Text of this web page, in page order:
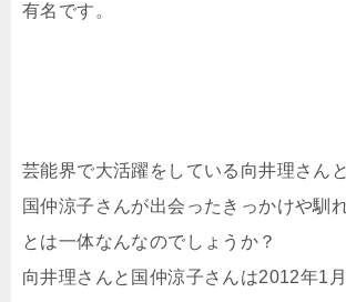
有名です。
芸能界で大活躍をしている向井理さんと
国仲涼子さんが出会ったきっかけや馴
とは一体なんなのでしょうか？
向井理さんと国仲涼子さんは2012年1